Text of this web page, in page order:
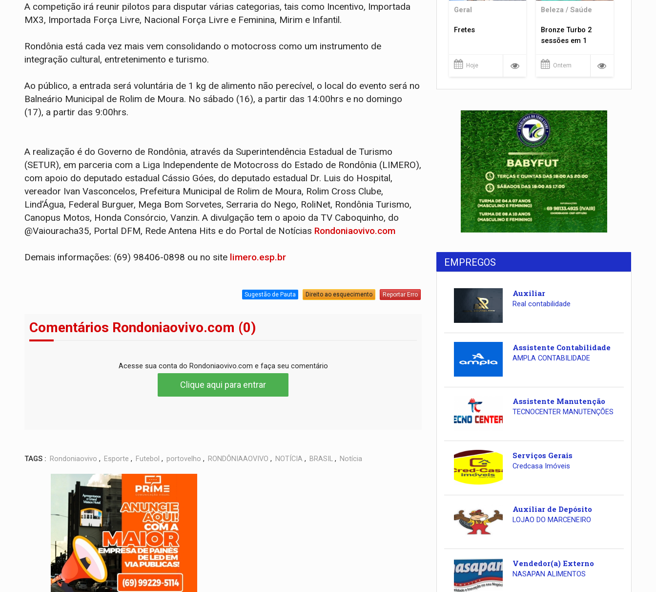
A competição irá reunir pilotos para disputar várias categorias, tais como Incentivo, Importada
MX3, Importada Força Livre, Nacional Força Livre e Feminina, Mirim e Infantil.
Rondônia está cada vez mais vem consolidando o motocross como um instrumento de
integração cultural, entretenimento e turismo.
Ao público, a entrada será voluntária de 1 kg de alimento não perecível, o local do evento será no
Balneário Municipal de Rolim de Moura. No sábado (16), a partir das 14:00hrs e no domingo
(17), a partir das 9:00hrs.
A realização é do Governo de Rondônia, através da Superintendência Estadual de Turismo
(SETUR), em parceria com a Liga Independente de Motocross do Estado de Rondônia (LIMERO),
com apoio do deputado estadual Cássio Góes, do deputado estadual Dr. Luis do Hospital,
vereador Ivan Vasconcelos, Prefeitura Municipal de Rolim de Moura, Rolim Cross Clube,
Lind’Água, Federal Burguer, Mega Bom Sorvetes, Serraria do Nego, RoliNet, Rondônia Turismo,
Canopus Motos, Honda Consórcio, Vanzin. A divulgação tem o apoio da TV Caboquinho, do
@Vaiouracha35, Portal DFM, Rede Antena Hits e do Portal de Notícias Rondoniaovivo.com
Demais informações: (69) 98406-0898 ou no site limero.esp.br
Sugestão de Pauta Direito ao esquecimento Reportar Erro
Comentários Rondoniaovivo.com (0)
Acesse sua conta do Rondoniaovivo.com e faça seu comentário
Clique aqui para entrar
TAGS : Rondoniaovivo , Esporte , Futebol , portovelho , RONDÔNIAAOVIVO , NOTÍCIA , BRASIL , Notícia
Geral
Fretes
Hoje
Beleza / Saúde
Bronze Turbo 2
sessões em 1
Ontem
EMPREGOS
Auxiliar
Real contabilidade
Assistente Contabilidade
AMPLA CONTABILIDADE
Assistente Manutenção
TECNOCENTER MANUTENÇÕES
Serviços Gerais
Credcasa Imóveis
Auxiliar de Depósito
LOJAO DO MARCENEIRO
Vendedor(a) Externo
NASAPAN ALIMENTOS